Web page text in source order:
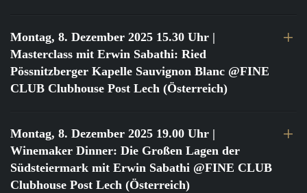
Montag, 8. Dezember 2025 15.30 Uhr |
Masterclass mit Erwin Sabathi: Ried
Pössnitzberger Kapelle Sauvignon Blanc @FINE
CLUB Clubhouse Post Lech (Österreich)
Montag, 8. Dezember 2025 19.00 Uhr |
Winemaker Dinner: Die Großen Lagen der
Südsteiermark mit Erwin Sabathi @FINE CLUB
Clubhouse Post Lech (Österreich)